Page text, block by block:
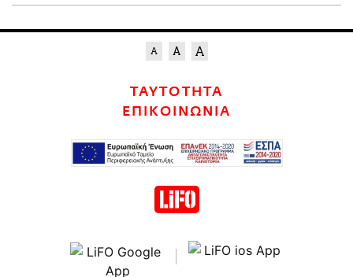
ΤΑΥΤΟΤΗΤΑ
ΕΠΙΚΟΙΝΩΝΙΑ